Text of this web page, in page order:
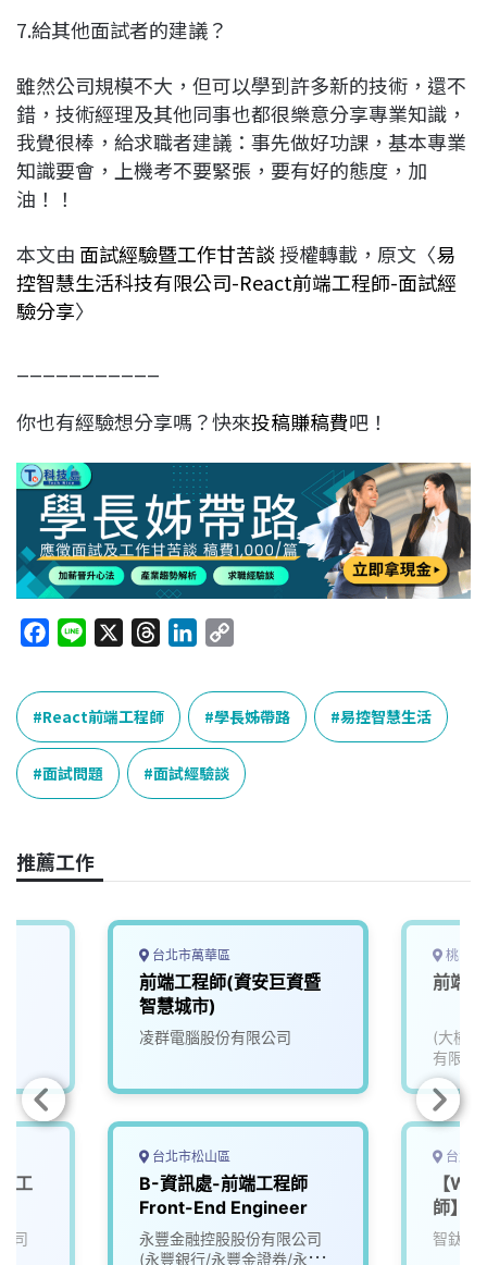
7.給其他面試者的建議？
雖然公司規模不大，但可以學到許多新的技術，還不
錯，技術經理及其他同事也都很樂意分享專業知識，
我覺很棒，給求職者建議：事先做好功課，基本專業
知識要會，上機考不要緊張，要有好的態度，加
油！！
本文由 面試經驗暨工作甘苦談授權轉載，原文〈易
控智慧生活科技有限公司-React前端工程師-面試經
驗分享〉
你也有經驗想分享嗎？快來投稿賺稿費吧！
c
e
b
o
o
n
e
r
e
a
d
s
n
k
e
d
I
p
y
L
n
React前端工程師 學長姊帶路 易控智慧生活
面試問題 面試經驗談
推薦工作
工
司
台北市萬華區
前端工程師(資安巨資暨
智慧城市)
凌群電腦股份有限公司
台北市松山區
B-資訊處-前端工程師
Front-End Engineer
永豐金融控股股份有限公司
(永豐銀行/永豐金證券/永豐
桃園
前端
(大樹
有限公
台北
【
師】
智鈦星